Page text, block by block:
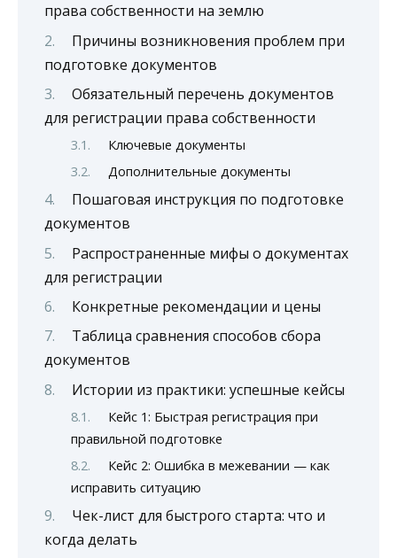
права собственности на землю
Причины возникновения проблем при
подготовке документов
Обязательный перечень документов
для регистрации права собственности
Ключевые документы
Дополнительные документы
Пошаговая инструкция по подготовке
документов
Распространенные мифы о документах
для регистрации
Конкретные рекомендации и цены
Таблица сравнения способов сбора
документов
Истории из практики: успешные кейсы
Кейс 1: Быстрая регистрация при
правильной подготовке
Кейс 2: Ошибка в межевании — как
исправить ситуацию
Чек-лист для быстрого старта: что и
когда делать